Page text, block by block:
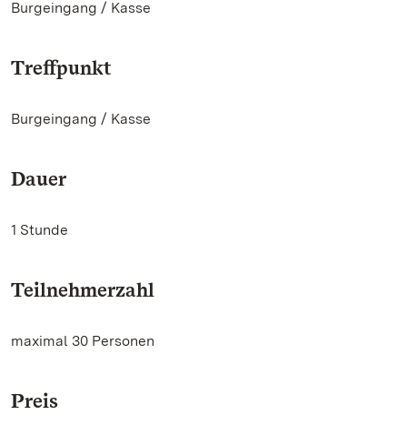
Burgeingang / Kasse
Treffpunkt
Burgeingang / Kasse
Dauer
1 Stunde
Teilnehmerzahl
maximal 30 Personen
Preis